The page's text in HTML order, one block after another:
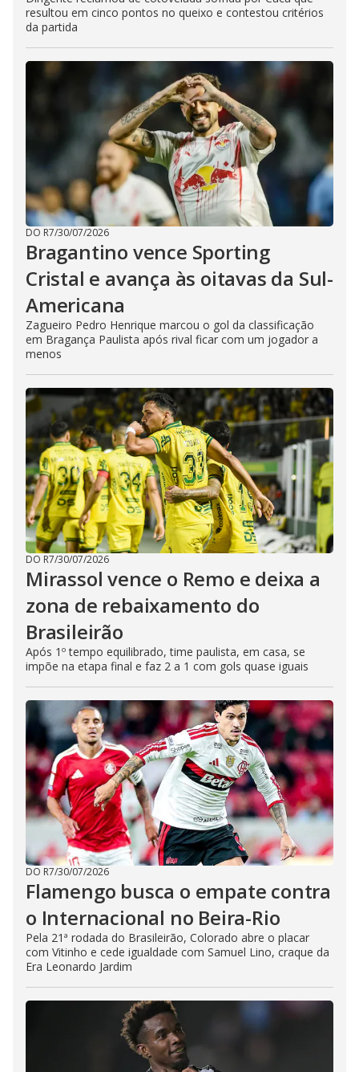
resultou em cinco pontos no queixo e contestou critérios
da partida
DO R7/30/07/2026
Bragantino vence Sporting
Cristal e avança às oitavas da Sul-
Americana
Zagueiro Pedro Henrique marcou o gol da classificação
em Bragança Paulista após rival ficar com um jogador a
menos
DO R7/30/07/2026
Mirassol vence o Remo e deixa a
zona de rebaixamento do
Brasileirão
Após 1º tempo equilibrado, time paulista, em casa, se
impõe na etapa final e faz 2 a 1 com gols quase iguais
DO R7/30/07/2026
Flamengo busca o empate contra
o Internacional no Beira-Rio
Pela 21ª rodada do Brasileirão, Colorado abre o placar
com Vitinho e cede igualdade com Samuel Lino, craque da
Era Leonardo Jardim